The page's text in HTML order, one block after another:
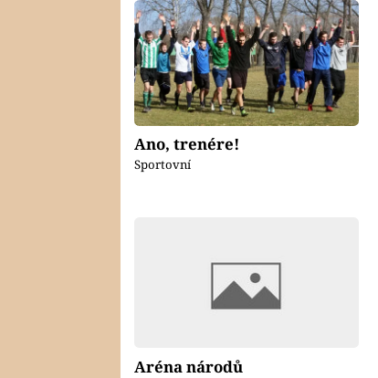
Ano, trenére!
Sportovní
Aréna národů